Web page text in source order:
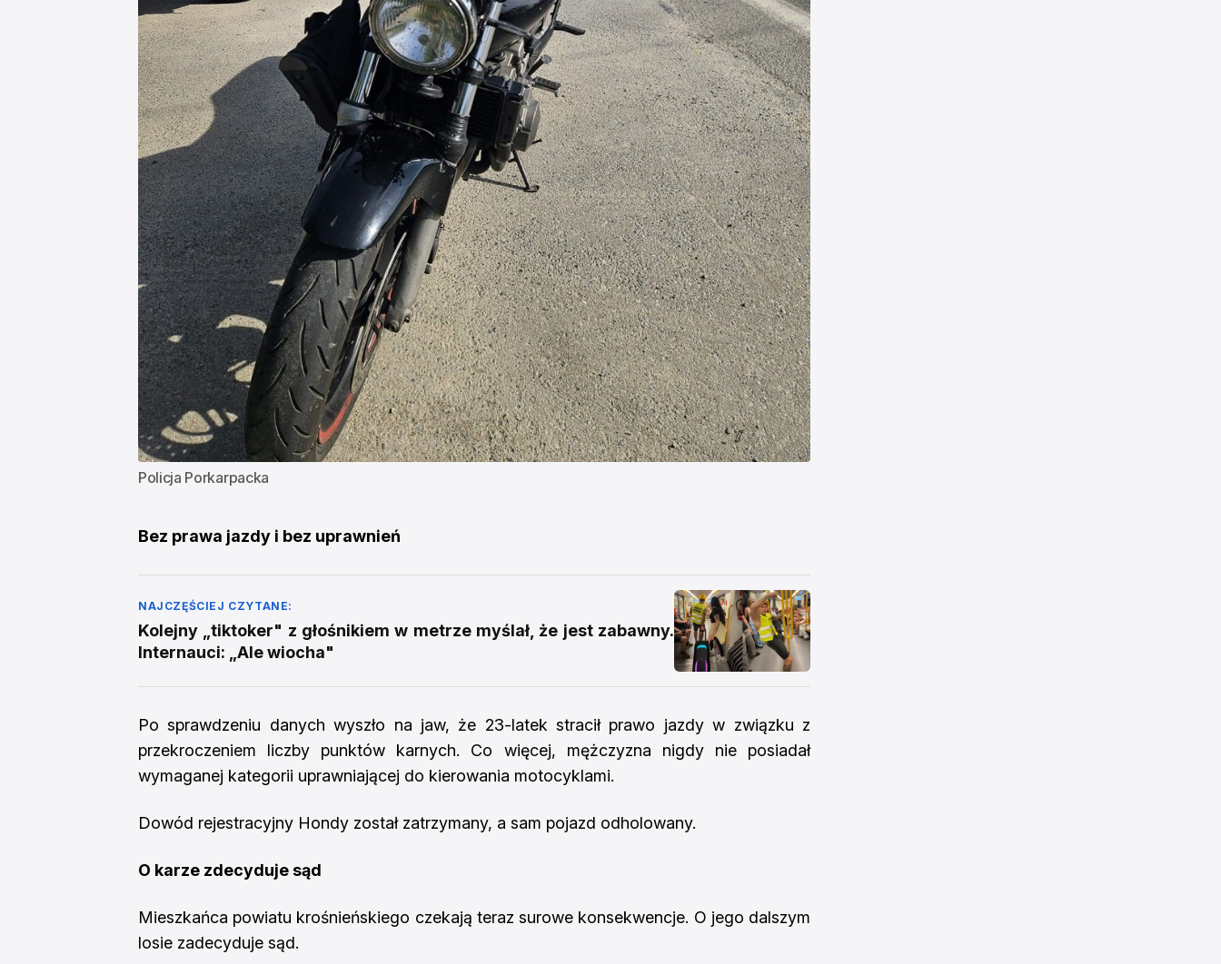
Policja Porkarpacka
Bez prawa jazdy i bez uprawnień
NAJCZĘŚCIEJ CZYTANE:
Kolejny „tiktoker" z głośnikiem w metrze myślał, że jest zabawny.
Internauci: „Ale wiocha"
Po sprawdzeniu danych wyszło na jaw, że 23-latek stracił prawo jazdy w związku z
przekroczeniem liczby punktów karnych. Co więcej, mężczyzna nigdy nie posiadał
wymaganej kategorii uprawniającej do kierowania motocyklami.
Dowód rejestracyjny Hondy został zatrzymany, a sam pojazd odholowany.
O karze zdecyduje sąd
Mieszkańca powiatu krośnieńskiego czekają teraz surowe konsekwencje. O jego dalszym
losie zadecyduje sąd.